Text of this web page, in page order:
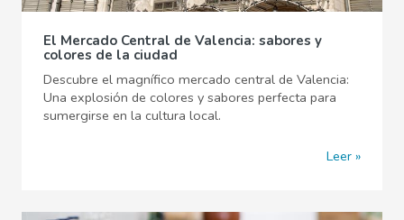
El Mercado Central de Valencia: sabores y
colores de la ciudad
Descubre el magnífico mercado central de Valencia:
Una explosión de colores y sabores perfecta para
sumergirse en la cultura local.
Leer